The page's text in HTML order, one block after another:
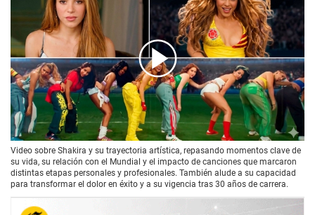
00:00 03:39
Video sobre Shakira y su trayectoria artística, repasando momentos clave de
su vida, su relación con el Mundial y el impacto de canciones que marcaron
distintas etapas personales y profesionales. También alude a su capacidad
para transformar el dolor en éxito y a su vigencia tras 30 años de carrera.